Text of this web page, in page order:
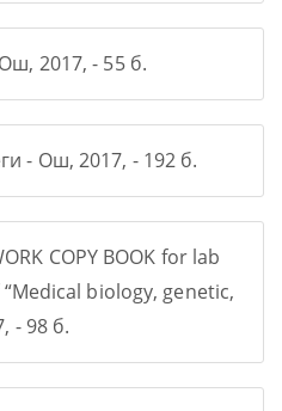
2017, - 55 б.
- Ош, 2017, - 192 б.
COPY BOOK for lab
biology, genetic,
- 98 б.